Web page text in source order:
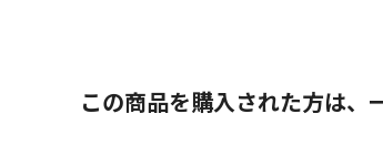
この商品を購入された方は、